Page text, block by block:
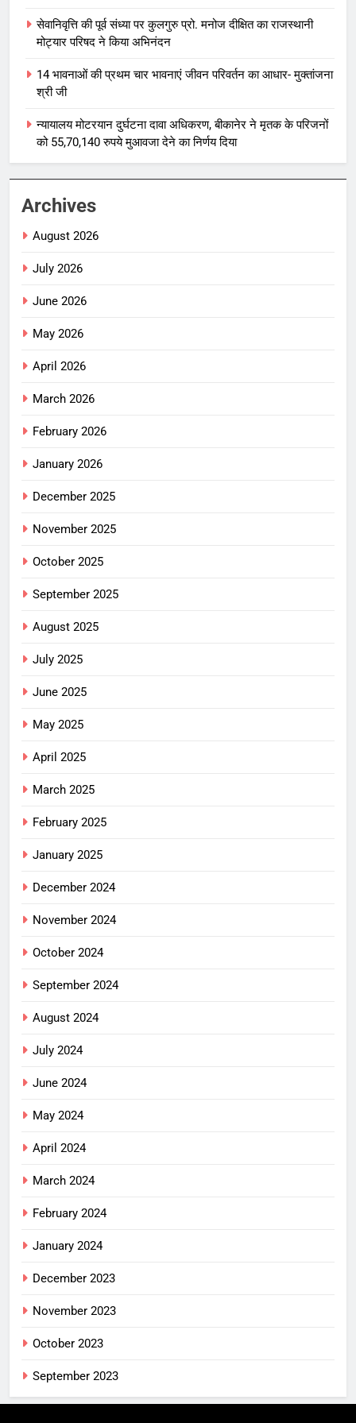
सेवानिवृत्ति की पूर्व संध्या पर कुलगुरु प्रो. मनोज दीक्षित का राजस्थानी
मोट्यार परिषद ने किया अभिनंदन
14 भावनाओं की प्रथम चार भावनाएं जीवन परिवर्तन का आधार- मुक्तांजना
श्री जी
न्यायालय मोटरयान दुर्घटना दावा अधिकरण, बीकानेर ने मृतक के परिजनों
को 55,70,140 रुपये मुआवजा देने का निर्णय दिया
Archives
August 2026
July 2026
June 2026
May 2026
April 2026
March 2026
February 2026
January 2026
December 2025
November 2025
October 2025
September 2025
August 2025
July 2025
June 2025
May 2025
April 2025
March 2025
February 2025
January 2025
December 2024
November 2024
October 2024
September 2024
August 2024
July 2024
June 2024
May 2024
April 2024
March 2024
February 2024
January 2024
December 2023
November 2023
October 2023
September 2023